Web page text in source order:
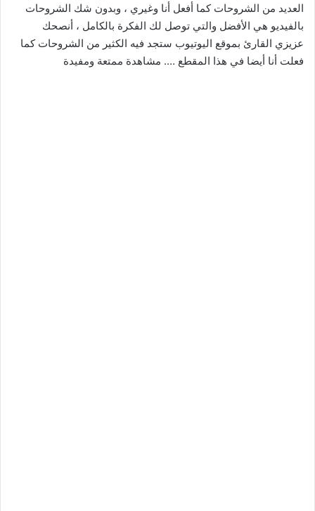
العديد من الشروحات كما أفعل أنا وغيري ، وبدون شك الشروحات
بالفيديو هي الأفضل والتي توصل لك الفكرة بالكامل ، أنصحك
عزيزي القارئ بموقع اليوتيوب ستجد فيه الكثير من الشروحات كما
فعلت أنا أيضا في هذا المقطع …. مشاهدة ممتعة ومفيدة